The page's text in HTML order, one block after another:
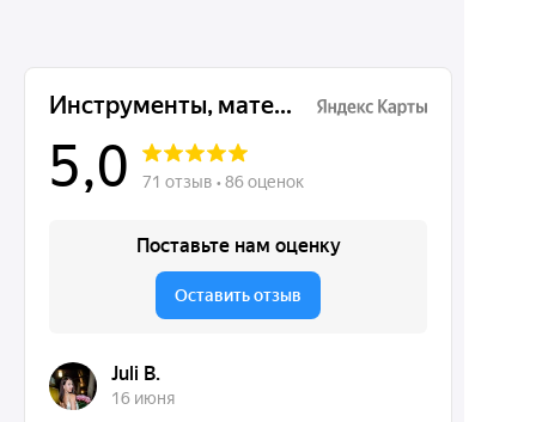
инструменты
Dentins.ru
Доставка и контакты
Карта сайта